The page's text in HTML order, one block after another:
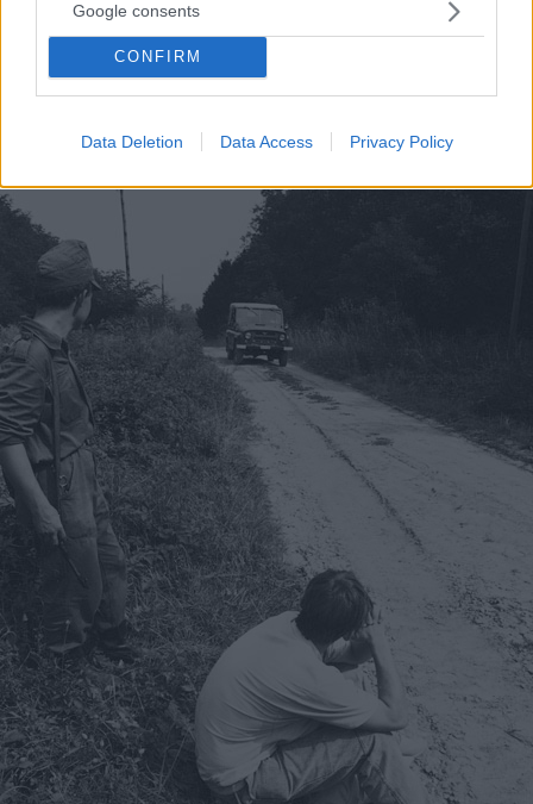
Google consents
CONFIRM
Data Deletion Data Access Privacy Policy